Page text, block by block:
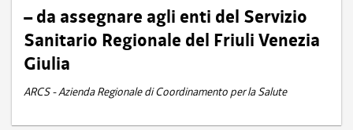
– da assegnare agli enti del Servizio
Sanitario Regionale del Friuli Venezia
Giulia
ARCS - Azienda Regionale di Coordinamento per la Salute